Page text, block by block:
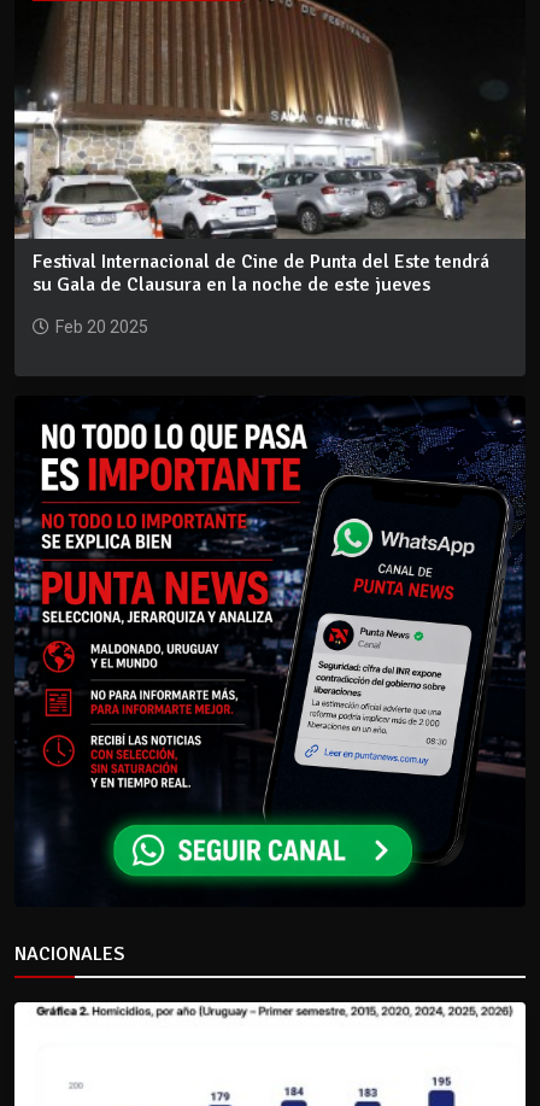
Festival Internacional de Cine de Punta del Este tendrá
su Gala de Clausura en la noche de este jueves
Feb 20 2025
NACIONALES